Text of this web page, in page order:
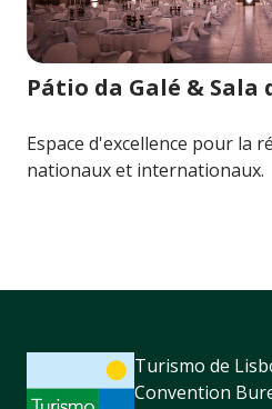
Image pour Pátio da Galé &
Pátio da Galé & Sala
Espace d'excellence pour la
nationaux et internationaux.
Turismo de
Convention